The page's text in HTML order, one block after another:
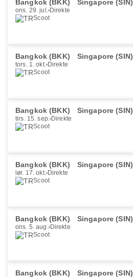
Bangkok (BKK) Singapore (SIN)
ons. 29. jul. Direkte
Scoot
Bangkok (BKK) Singapore (SIN)
tors. 1. okt. Direkte
Scoot
Bangkok (BKK) Singapore (SIN)
tirs. 15. sep. Direkte
Scoot
Bangkok (BKK) Singapore (SIN)
lør. 17. okt. Direkte
Scoot
Bangkok (BKK) Singapore (SIN)
ons. 5. aug. Direkte
Scoot
Bangkok (BKK) Singapore (SIN)